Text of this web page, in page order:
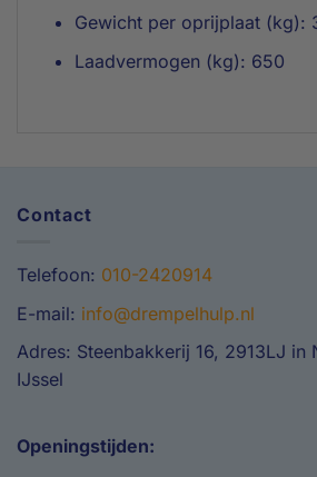
Gewicht per oprijplaat (kg):
Laadvermogen (kg): 650
Contact
Telefoon: 010-2420914
E-mail: info@drempelhulp.nl
Adres: Steenbakkerij 16, 2913LJ in
IJssel
Openingstijden: